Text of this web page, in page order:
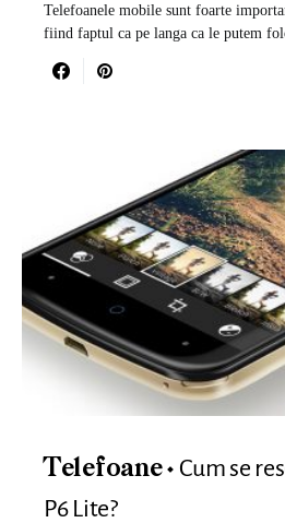
Telefoanele mobile sunt foarte
fiind faptul ca pe langa ca le putem
Telefoane
Cum se
P6 Lite?